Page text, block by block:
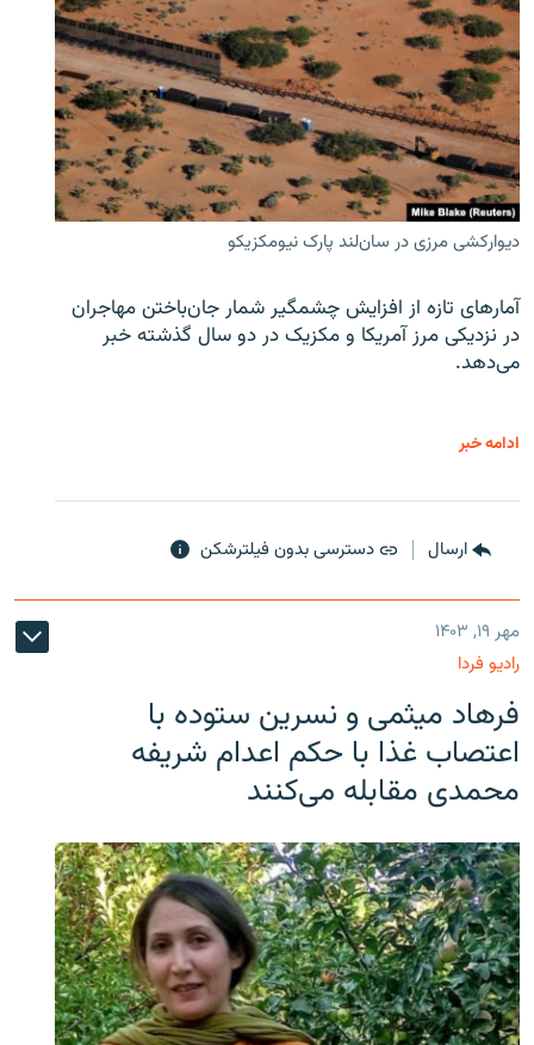
دیوارکشی مرزی در سان‌لند پارک نیومکزیکو
آمارهای تازه از افزایش چشمگیر شمار جان‌باختن مهاجران
در نزدیکی مرز آمریکا و مکزیک در دو سال گذشته خبر
می‌دهد.
ادامه خبر
ارسال دسترسی بدون فیلترشکن
مهر ۱۹, ۱۴۰۳
رادیو فردا
فرهاد میثمی و نسرین ستوده با
اعتصاب غذا با حکم اعدام شریفه
محمدی مقابله می‌کنند